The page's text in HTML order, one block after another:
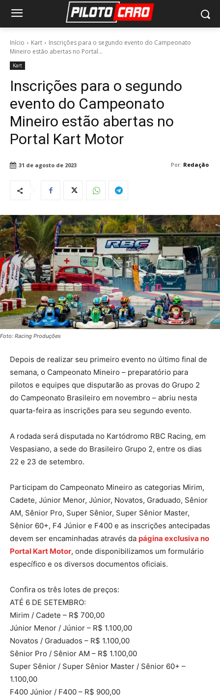
Início Kart
Inscrições para o segundo evento do Campeonato
Mineiro estão abertas no Portal...
Kart
Inscrições para o segundo
evento do Campeonato
Mineiro estão abertas no
Portal Kart Motor
Por: Redação
31 de agosto de 2023
Foto: Racing Produções
Depois de realizar seu primeiro evento no último final de
semana, o Campeonato Mineiro – preparatório para
pilotos e equipes que disputarão as provas do Grupo 2
do Campeonato Brasileiro em novembro – abriu nesta
quarta-feira as inscrições para seu segundo evento.
A rodada será disputada no Kartódromo RBC Racing, em
Vespasiano, a sede do Brasileiro Grupo 2, entre os dias
22 e 23 de setembro.
Participam do Campeonato Mineiro as categorias Mirim,
Cadete, Júnior Menor, Júnior, Novatos, Graduado, Sênior
AM, Sênior Pro, Super Sênior, Super Sênior Master,
Sênior 60+, F4 Júnior e F400 e as inscrições antecipadas
devem ser encaminhadas através da página exclusiva no
Portal Kart Motor, onde disponibilizamos um formulário
específico e os diversos documentos oficiais.
Confira os três lotes de preços:
ATÉ 6 DE SETEMBRO:
Mirim / Cadete – R$ 700,00
Júnior Menor / Júnior – R$ 1.100,00
Novatos / Graduados – R$ 1.100,00
Sênior Pro / Sênior AM – R$ 1.100,00
Super Sênior / Super Sênior Master / Sênior 60+ –
1.100,00
F400 Júnior / F400 – R$ 900,00